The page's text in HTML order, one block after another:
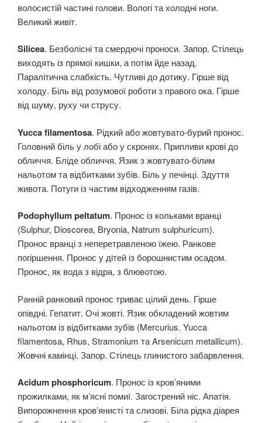
волосистій частині голови. Вологі та холодні ноги.
Великий живіт.
Silicea. Безболісні та смердючі проноси. Запор. Стілець
виходять із прямої кишки, а потім йде назад.
Паралітична слабкість. Чутливі до дотику. Гірше від
холоду. Біль від розумової роботи з правого ока. Гірше
від шуму, руху чи струсу.
Yucca filamentosa. Рідкий або жовтувато-бурий пронос.
Головний біль у лобі або у скронях. Припливи крові до
обличчя. Бліде обличчя. Язик з жовтувато-білим
нальотом та відбитками зубів. Біль у печінці. Здуття
живота. Потуги із частим відходженням газів.
Podophyllum peltatum. Пронос із кольками вранці
(Sulphur, Dioscorea, Bryonia, Natrum sulphuricum).
Пронос вранці з неперетравленою їжею. Ранкове
погіршення. Пронос у дітей із борошнистим осадом.
Пронос, як вода з відра, з блювотою.
Ранній ранковий пронос триває цілий день. Гірше
опівдні. Гепатит. Очі жовті. Язик обкладений жовтим
нальотом із відбитками зубів (Mercurius. Yucca
filamentosa, Rhus, Stramonium та Arsenicum metallicum).
Жовчні камінці. Запор. Стілець глинистого забарвлення.
Acidum phosphoricum. Пронос із кров’яними
прожилками, як м’ясні помиї. Загострений ніс. Апатія.
Випорожнення кров’янисті та слизові. Біла рідка діарея